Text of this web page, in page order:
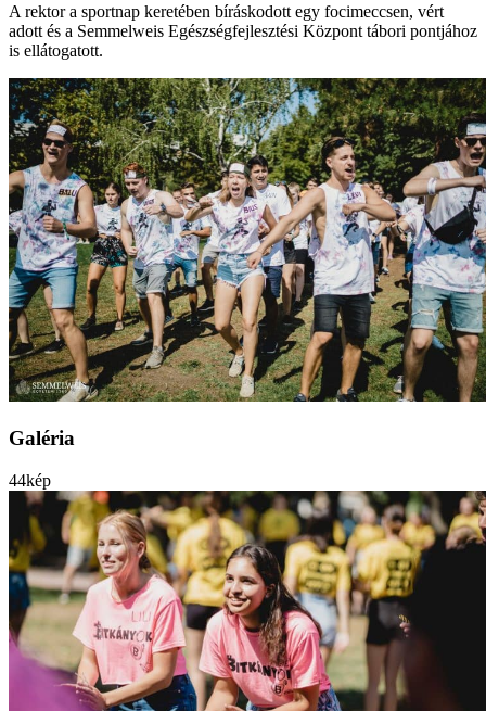
A rektor a sportnap keretében bíráskodott egy focimeccsen, vért
adott és a Semmelweis Egészségfejlesztési Központ tábori pontjához
is ellátogatott.
Galéria
44kép